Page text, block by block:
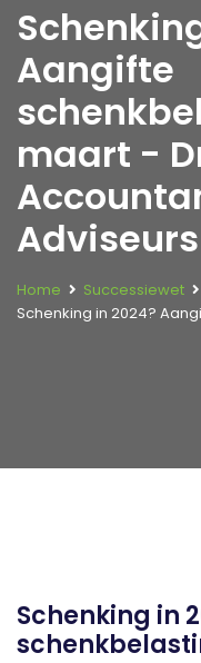
Aangifte
maart -
Home
Successiewet
Schenking in 2024?
Schenking in